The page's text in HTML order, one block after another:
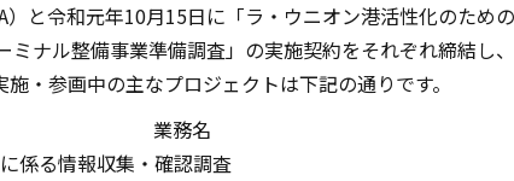
と令和元年10月15日に「ラ・ウニオン港活性化のため
ナル整備事業準備調査」の実施契約をそれぞれ締結し
・参画中の主なプロジェクトは下記の通りです。
業務名
係る情報収集・確認調査